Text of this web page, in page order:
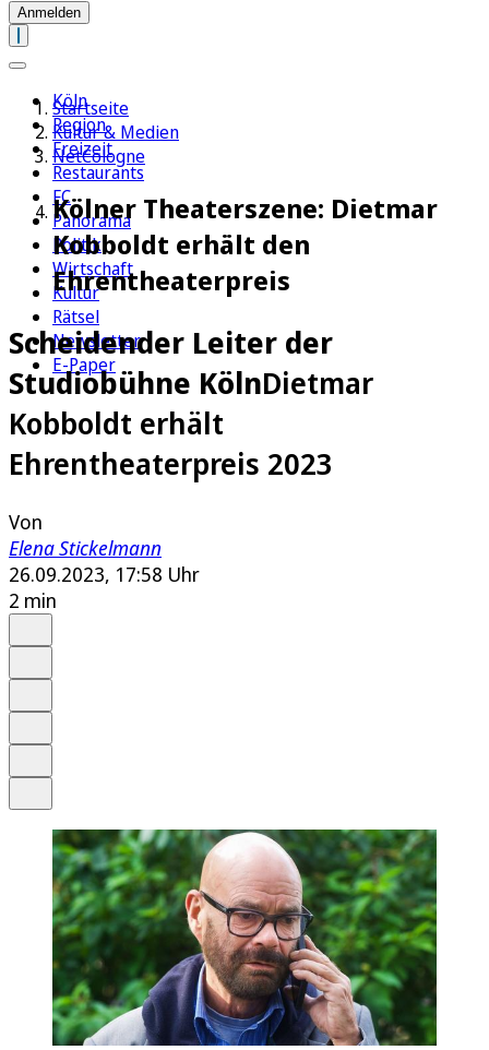
Anmelden
Köln
Region
Freizeit
Restaurants
FC
Panorama
Politik
Wirtschaft
Kultur
Rätsel
Newsletter
E-Paper
Startseite
Kultur & Medien
NetCologne
Kölner Theaterszene: Dietmar
Kobboldt erhält den
Ehrentheaterpreis
Scheidender Leiter der
Studiobühne KölnDietmar
Kobboldt erhält
Ehrentheaterpreis 2023
Von
Elena Stickelmann
26.09.2023, 17:58 Uhr
2 min